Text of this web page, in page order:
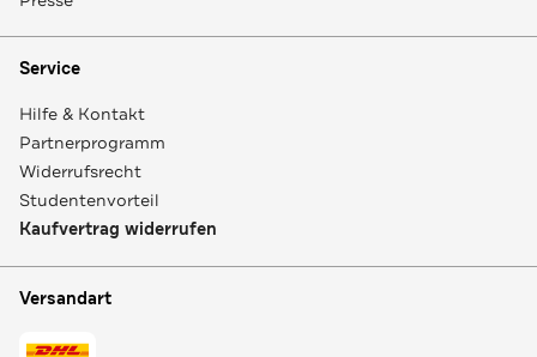
Service
Hilfe & Kontakt
Partnerprogramm
Widerrufsrecht
Studentenvorteil
Kaufvertrag widerrufen
Versandart